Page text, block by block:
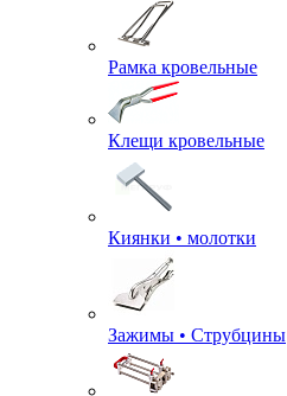
Рамка кровельные
Клещи кровельные
Киянки • молотки
Зажимы • Струбцины